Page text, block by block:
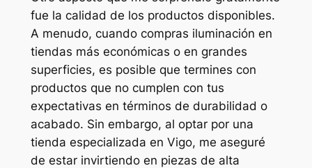
fue la calidad de los productos disponibles.
A menudo, cuando compras iluminación en
tiendas más económicas o en grandes
superficies, es posible que termines con
productos que no cumplen con tus
expectativas en términos de durabilidad o
acabado. Sin embargo, al optar por una
tienda especializada en Vigo, me aseguré
de estar invirtiendo en piezas de alta